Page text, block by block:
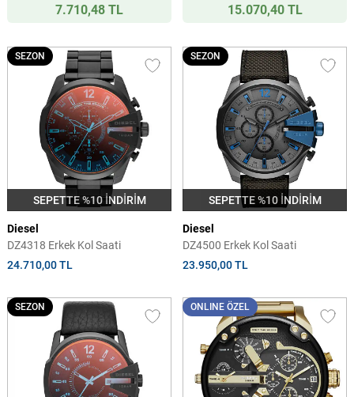
7.710,48 TL 15.070,40 TL
SEPETTE %10 İNDİRİM
SEZON
Diesel
DZ4318 Erkek Kol Saati
24.710,00 TL
SEPETTE %10 İNDİRİM
SEZON
Diesel
DZ4500 Erkek Kol Saati
23.950,00 TL
SEZON ONLINE ÖZEL